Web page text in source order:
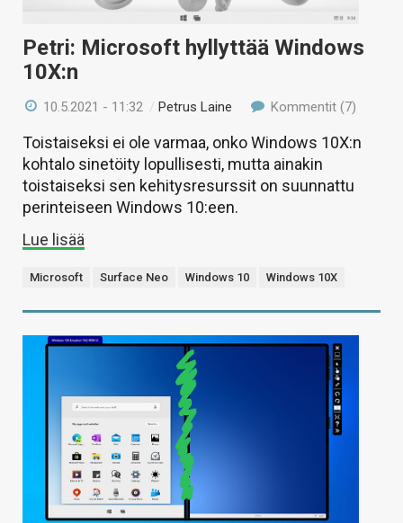
HAKU
Petri: Microsoft hyllyttää Windows
10X:n
10.5.2021 - 11:32 /Petrus Laine Kommentit (7)
Toistaiseksi ei ole varmaa, onko Windows 10X:n
kohtalo sinetöity lopullisesti, mutta ainakin
toistaiseksi sen kehitysresurssit on suunnattu
perinteiseen Windows 10:een.
Lue lisää
Microsoft Surface Neo Windows 10 Windows 10X